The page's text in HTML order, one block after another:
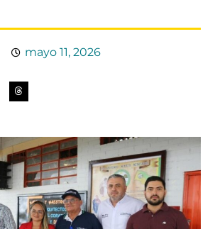
mayo 11, 2026